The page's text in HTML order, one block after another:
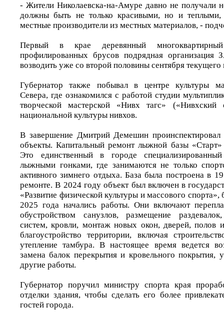
- Жители Николаевска-на-Амуре давно не получали
должны быть не только красивыми, но и
местные производители из местных материалов, -
Первый в крае деревянный
профилированных брусов подрядная организация
возводить уже со второй половины сентября текущего
Губернатор также побывал в центре культуры
Севера, где ознакомился с работой студии
творческой мастерской «Нивх тагс»
национальной культуры нивхов.
В завершение Дмитрий Демешин проинспектировал
объекты. Капитальный ремонт лыжной базы «Старт»
Это единственный в городе
лыжными гонками, где занимаются не только
активного зимнего отдыха. База была построена в
ремонте. В 2024 году объект был включен в
«Развитие физической культуры и массового
2025 года начались работы. Они включают
обустройством санузлов, размещение
систем, кровли, монтаж новых окон, дверей, полов
благоустройство территории, включая
утепление тамбура. В настоящее время ведется
замена балок перекрытия и кровельного покрытия,
другие работы.
Губернатор поручил министру спорта края
отделки здания, чтобы сделать его более
гостей города.